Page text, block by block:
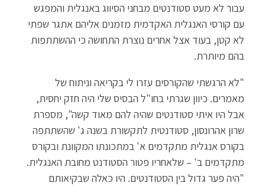
עבור לא מעט סטודנטים מבחני הסיווג באנגלית והמפגש
עם קורסי האנגלית האקדמית מזמנים אליהם אתגר שפתי
לא קטן, בעוד אצל אחרים נוצרת התחושה כי ההשתתפות
בהם מיותרת.
"לא הרגשתי שהקורסים עזרו לי בקריאה וניתוח של
מאמרים. כיוון שגרתי בחו"ל הבסיס שלי היה חזק יחסית,
אבל היו איתי סטודנטים שהיה להם מאוד קשה", מספרת
שרון אהרונסון, סטודנטית לתקשורת בשנה ג' שהשתתפה
בקורס אנגלית מתקדמים א' במתכונתו המקוונת ובקורס
מתקדמים ב' – שלאחריו פטור הסטודנט מחובת האנגלית.
"היה פער גדול בין הסטודנטים. היו כאלה שבקיאותם